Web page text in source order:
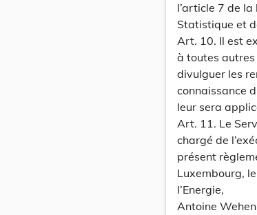
l’article 7 de
Statistique et
Art. 10. Il est
à toutes
divulguer les
connaissance
leur sera
Art. 11. Le
chargé de
présent
Luxembourg,
l’Energie,
Antoine